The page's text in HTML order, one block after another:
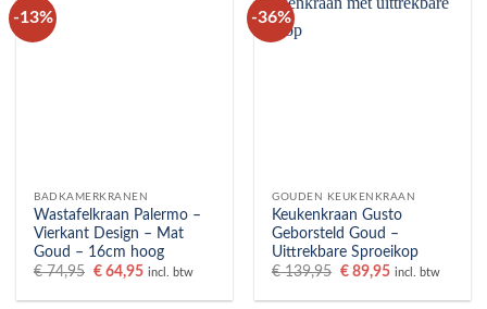
-13%
BADKAMERKRANEN
Wastafelkraan Palermo –
Vierkant Design – Mat
Goud – 16cm hoog
€74,95 Oorspronkelijke
was:
€ 64,95Huidige
is:
incl. btw
-36%
GOUDEN KEUKENKRAAN
Keukenkraan Gusto
Geborsteld Goud –
Uittrekbare Sproeikop
€139,95 Oorspronkelijke
was:
€ 89,95Huidige
is:
incl. btw